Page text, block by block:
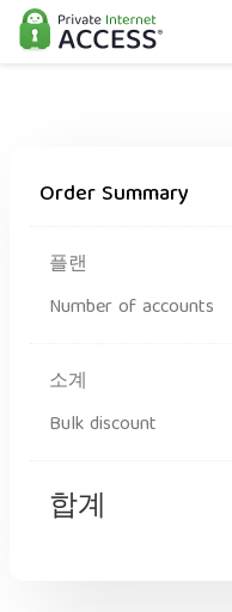
Order Summary
플랜
Number of accounts
소계
Bulk discount
합계